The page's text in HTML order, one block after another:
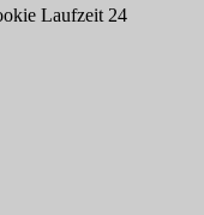
Laufzeit 24